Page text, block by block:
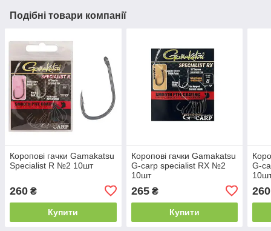
Подібні товари компанії
Коропові гачки Gamakatsu
Specialist R №2 10шт
260 ₴
Купити
Коропові гачки Gamakatsu
G-carp specialist RX №2
10шт
265₴
Купити
G-
260